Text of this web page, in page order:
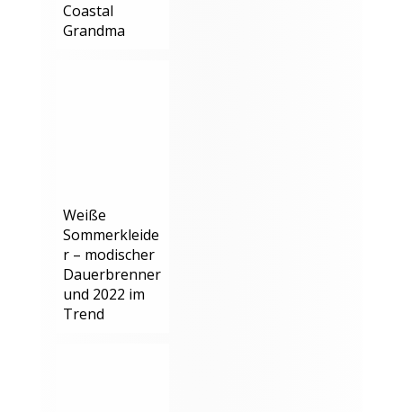
Coastal
Grandma
Weiße
Sommerkleide
r – modischer
Dauerbrenner
und 2022 im
Trend